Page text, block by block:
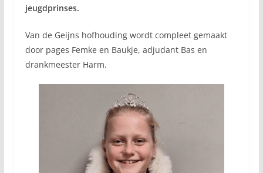
jeugdprinses.
Van de Geijns hofhouding wordt compleet gemaakt
door pages Femke en Baukje, adjudant Bas en
drankmeester Harm.